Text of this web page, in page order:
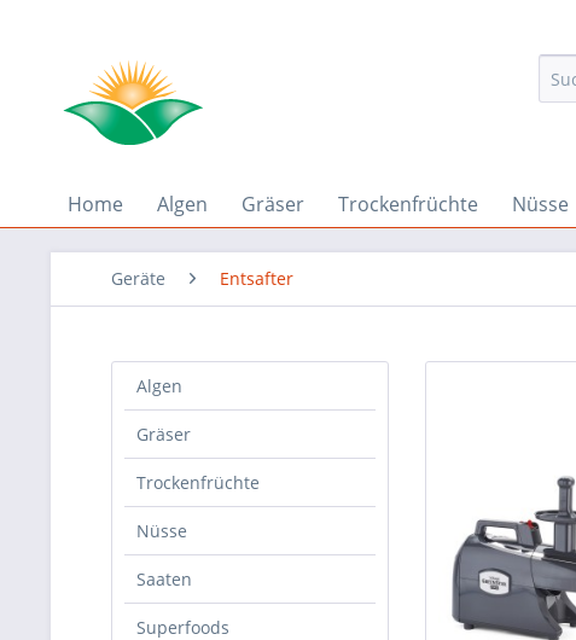
Home Algen Gräser Trockenfrüchte Nüsse
Geräte Entsafter
Algen
Gräser
Trockenfrüchte
Nüsse
Saaten
Superfoods